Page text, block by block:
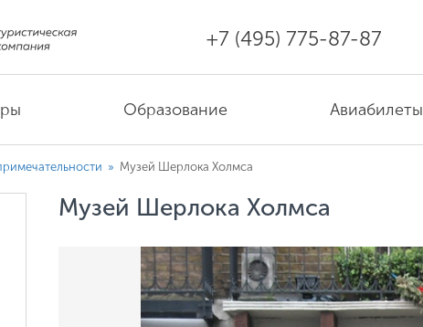
+7 (495) 775-87-87
Образование Авиабилеты
» Музей Шерлока Холмса
Музей Шерлока Холмса